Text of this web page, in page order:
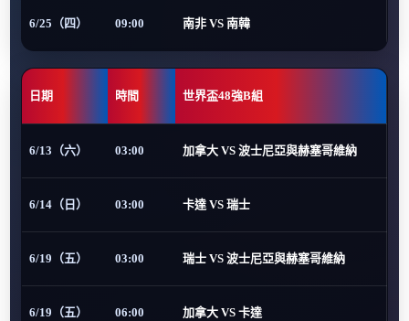
6/25（四） 09:00 南非 VS 南韓
日期 時間 世界盃48強B組
6/13（六） 03:00 加拿大 VS 波士尼亞與赫塞哥維納
6/14（日） 03:00 卡達 VS 瑞士
6/19（五） 03:00 瑞士 VS 波士尼亞與赫塞哥維納
6/19（五） 06:00 加拿大 VS 卡達